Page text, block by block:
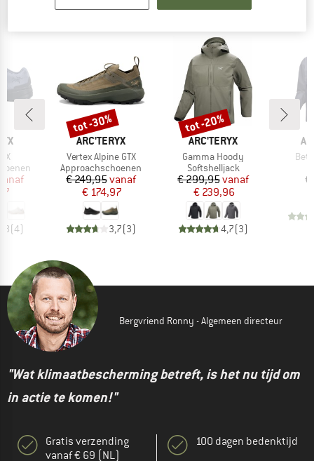
TOPPRODUCTEN VAN JE FAVORIETE MERKEN
prijs
(4)
MERK
ARC'TERYX
Artikel
Vertex Alpine GTX
Productgroep
Approachschoenen
Prijs
€ 249,95Verlaagde prijs
vanaf
€ 174,97
3,7(3)
Korting
tot -30%
MERK
ARC'TERYX
Artikel
Gamma Hoody
Productgroep
Softshelljack
Prijs
€ 299,95Verlaagde prijs
vanaf
€ 239,96
4,7(3)
Korting
tot -20%
€
Bergvriend Ronny - Algemeen directeur
"Wat klimaatbescherming betreft, is het nu tijd om
in actie te komen!"
Gratis verzending
vanaf € 69 (NL)
100 dagen bedenktijd